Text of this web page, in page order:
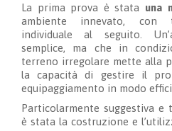
La prima prova è stata una
ambiente innevato, con
individuale al seguito.
semplice, ma che in
terreno irregolare mette alla
la capacità di gestire il
equipaggiamento in modo
Particolarmente suggestiva e
è stata la costruzione e